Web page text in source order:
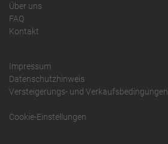
Über uns
FAQ
Kontakt
Impressum
Datenschutzhinweis
Versteigerungs- und Verkaufsbedingungen
Cookie-Einstellungen